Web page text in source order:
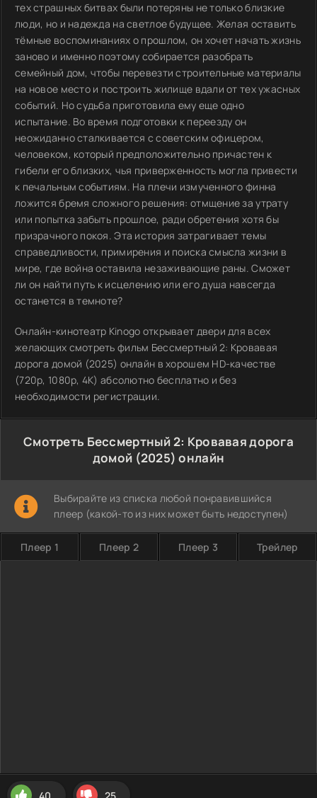
тех страшных битвах были потеряны не только близкие
люди, но и надежда на светлое будущее. Желая оставить
тёмные воспоминаниях о прошлом, он хочет начать жизнь
заново и именно поэтому собирается разобрать
семейный дом, чтобы перевезти строительные материалы
на новое место и построить жилище вдали от тех ужасных
событий. Но судьба приготовила ему еще одно
испытание. Во время подготовки к переезду он
неожиданно сталкивается с советским офицером,
человеком, который предположительно причастен к
гибели его близких, чья приверженность могла привести
к печальным событиям. На плечи измученного финна
ложится бремя сложного решения: отмщение за утрату
или попытка забыть прошлое, ради обретения хотя бы
призрачного покоя. Эта история затрагивает темы
справедливости, примирения и поиска смысла жизни в
мире, где война оставила незаживающие раны. Сможет
ли он найти путь к исцелению или его душа навсегда
останется в темноте?
Онлайн-кинотеатр Kinogo открывает двери для всех
желающих смотреть фильм Бессмертный 2: Кровавая
дорога домой (2025) онлайн в хорошем HD-качестве
(720p, 1080p, 4K) абсолютно бесплатно и без
необходимости регистрации.
Смотреть Бессмертный 2: Кровавая дорога
домой (2025) онлайн
Выбирайте из списка любой понравившийся
плеер (какой-то из них может быть недоступен)
Плеер 1 Плеер 2 Плеер 3 Трейлер
40 25